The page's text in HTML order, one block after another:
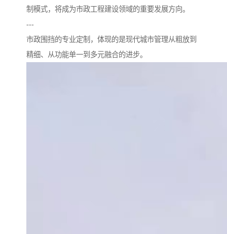
制模式，将成为市政工程建设领域的重要发展方向。
---
市政围挡的专业定制，体现的是现代城市管理从粗放到
精细、从功能单一到多元融合的进步。